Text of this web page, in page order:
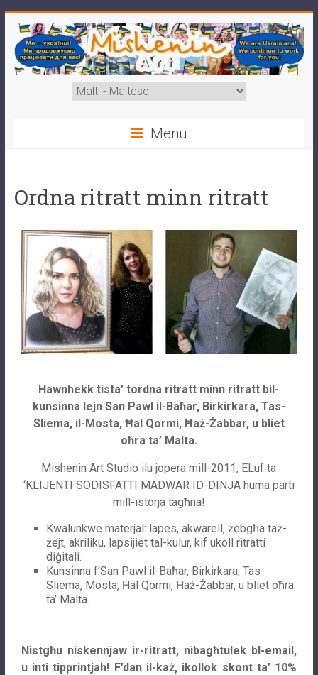
Menu
Ordna ritratt minn ritratt
Hawnhekk tista’ tordna ritratt minn ritratt bil-
kunsinna lejn San Pawl il-Baħar, Birkirkara, Tas-
Sliema, il-Mosta, Ħal Qormi, Ħaż-Żabbar, u bliet
oħra ta’ Malta.
Mishenin Art Studio ilu jopera mill-2011, ELuf ta
‘KLIJENTI SODISFATTI MADWAR ID-DINJA huma parti
mill-istorja tagħna!
Kwalunkwe materjal: lapes, akwarell, żebgħa taż-
żejt, akriliku, lapsijiet tal-kulur, kif ukoll ritratti
diġitali.
Kunsinna f’San Pawl il-Baħar, Birkirkara, Tas-
Sliema, Mosta, Ħal Qormi, Ħaż-Żabbar, u bliet oħra
ta’ Malta.
Nistgħu niskennjaw ir-ritratt, nibagħtulek bl-email,
u inti tipprintjah! F’dan il-każ, ikollok skont ta’ 10%